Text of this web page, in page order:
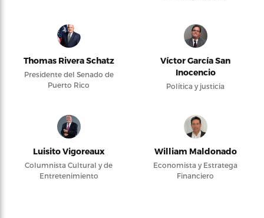
Thomas Rivera Schatz
Presidente del Senado de
Puerto Rico
Víctor García San
Inocencio
Política y justicia
Luisito Vigoreaux
Columnista Cultural y de
Entretenimiento
William Maldonado
Economista y Estratega
Financiero